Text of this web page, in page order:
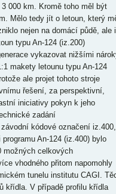
000 km. Kromě toho měl být
Mělo tedy jít o letoun, který
nejen na domácí půdě, ale i
typu An-124 (iz.200)
vykazovat nižšími
makety letounu typu An-124
ale projet tohoto stroje
řešení, za perspektivní,
iniciativy pokyn k jeho
zadání
závodní kódové označení iz.400,
An-124 (iz.400) bylo
možných celkových
vhodného přitom napomohly
tunelu institutu CAGI.
křídla. V případě profilu křídla